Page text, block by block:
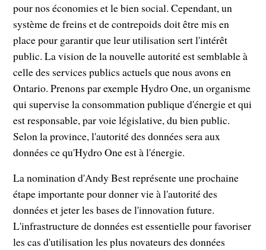
pour nos économies et le bien social. Cependant, un
système de freins et de contrepoids doit être mis en
place pour garantir que leur utilisation sert l'intérêt
public. La vision de la nouvelle autorité est semblable à
celle des services publics actuels que nous avons en
Ontario. Prenons par exemple Hydro One, un organisme
qui supervise la consommation publique d'énergie et qui
est responsable, par voie législative, du bien public.
Selon la province, l'autorité des données sera aux
données ce qu'Hydro One est à l'énergie.
La nomination d'Andy Best représente une prochaine
étape importante pour donner vie à l'autorité des
données et jeter les bases de l'innovation future.
L'infrastructure de données est essentielle pour favoriser
les cas d'utilisation les plus novateurs des données